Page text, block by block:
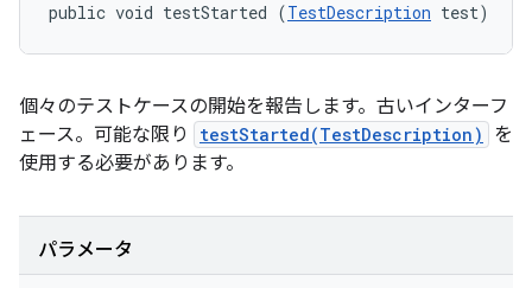
public void testStarted (TestDescription test)
個々のテストケースの開始を報告します。古いインターフ
ェース。可能な限り
testStarted(TestDescription)
を
使用する必要があります。
パラメータ